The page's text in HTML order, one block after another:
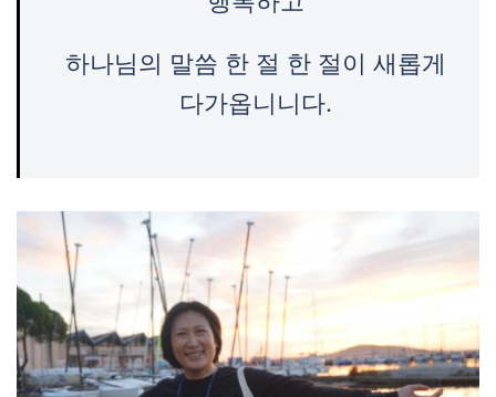
하나님의 말씀 한 절 한 절이 새롭게
다가옵니니다.